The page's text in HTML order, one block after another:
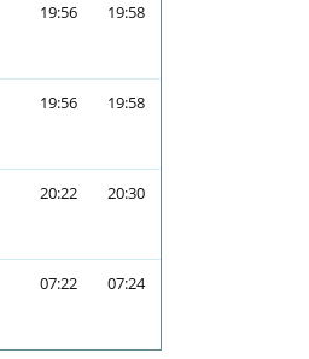
19:56 19:58
19:56 19:58
20:22 20:30
07:22 07:24